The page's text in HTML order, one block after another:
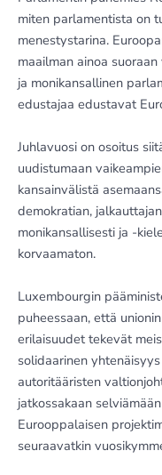
miten parlamentista on
menestystarina.
maailman ainoa
ja monikansallinen
edustajaa edustavat
Juhlavuosi on osoitus
uudistumaan
kansainvälistä
demokratian,
monikansallisesti ja -
korvaamaton.
Luxembourgin
puheessaan, että
erilaisuudet tekevät
solidaarinen
autoritääristen
jatkossakaan
Eurooppalaisen
seuraavatkin